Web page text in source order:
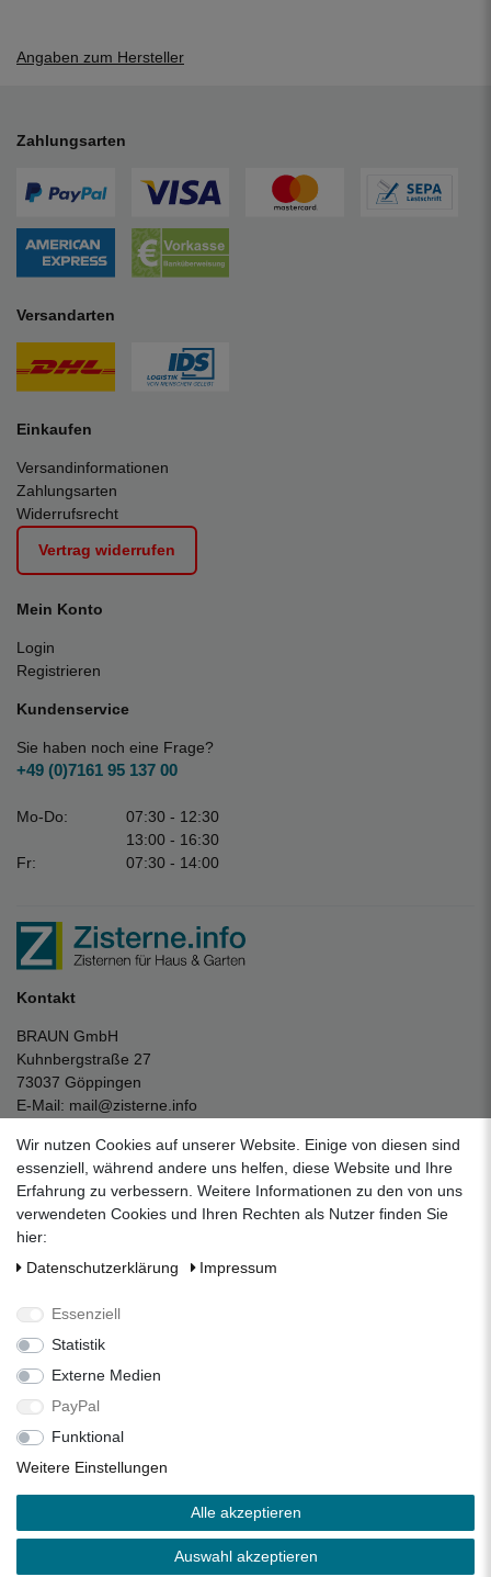
Angaben zum Hersteller
Zahlungsarten
Versandarten
Einkaufen
Versandinformationen
Zahlungsarten
Widerrufsrecht
Vertrag widerrufen
Mein Konto
Login
Registrieren
Kundenservice
Sie haben noch eine Frage?
+49 (0)7161 95 137 00
Mo-Do:
07:30 - 12:30
13:00 - 16:30
Fr:
07:30 - 14:00
Kontakt
BRAUN GmbH
Kuhnbergstraße 27
73037 Göppingen
E-Mail: mail@zisterne.info
Unternehmen
Datenschutzerklärung
Impressum
Über uns
Folgen Sie uns auf Social Media
Alle Preise inkl. 19% Mehrwertsteuer.
* Die verkauften Stückzahlen beziehen sich auf die Verkäufe
in unseren Shops und Marktplätzen.
** Der kostenlose Versand erfolgt ausschließlich innerhalb
des deutschen Festlandes ohne Inseln.
Wir nutzen Cookies auf unserer Website. Einige von diesen sind
essenziell, während andere uns helfen, diese Website und Ihre
Erfahrung zu verbessern. Weitere Informationen zu den von uns
verwendeten Cookies und Ihren Rechten als Nutzer finden Sie
hier:
Daten­schutz­erklärung
Impressum
Essenziell
Statistik
Externe Medien
PayPal
Funktional
Weitere Einstellungen
Alle akzeptieren
Auswahl akzeptieren